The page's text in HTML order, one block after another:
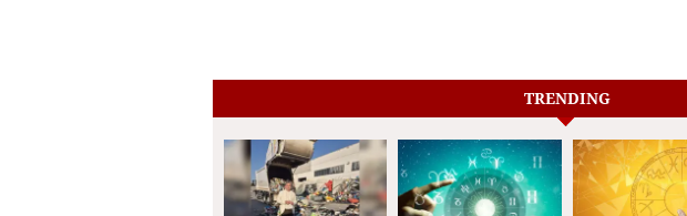
TRENDING